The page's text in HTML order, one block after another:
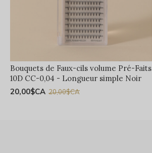
Bouquets de Faux-cils volume Pré-Faits
10D CC-0,04 - Longueur simple Noir
20,00$CA 20,00$CA